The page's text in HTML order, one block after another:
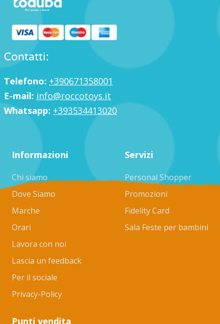
Contatti:
Telefono: +390671358001
E-mail: info@roccotoys.it
Whatsapp: +393534413020
Informazioni
Chi siamo
Dove Siamo
Marche
Orari
Lavora con noi
Lascia un feedback
Per il sociale
Privacy-Policy
Servizi
Personal Shopper
Promozioni
Fidelity Card
Sala Feste per bambini
Punti vendita